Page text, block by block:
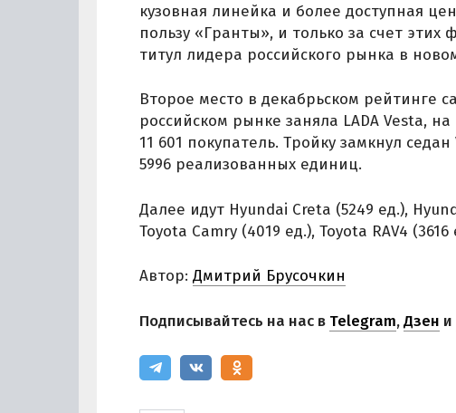
кузовная линейка и более доступная
пользу «Гранты», и только за счет
титул лидера российского рынка в
Второе место в декабрьском рейтинге
российском рынке заняла LADA Vesta,
11 601 покупатель. Тройку замкнул
5996 реализованных единиц.
Далее идут Hyundai Creta (5249 ед.),
Toyota Camry (4019 ед.), Toyota RAV4
Автор: Дмитрий Брусочкин
Подписывайтесь на нас в Telegram,Дзен и